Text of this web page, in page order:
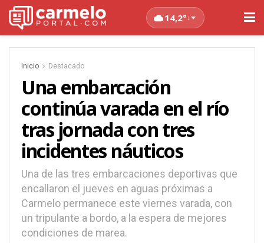
14,2°↓
Inicio Destacado
Una embarcación
continúa varada en el río
tras jornada con tres
incidentes náuticos
Una de las tres embarcaciones deportivas que
encallaron el jueves en aguas próximas a
Carmelo permanece este viernes varada, con
un tripulante a bordo, a la espera de mejores
condiciones de marea.